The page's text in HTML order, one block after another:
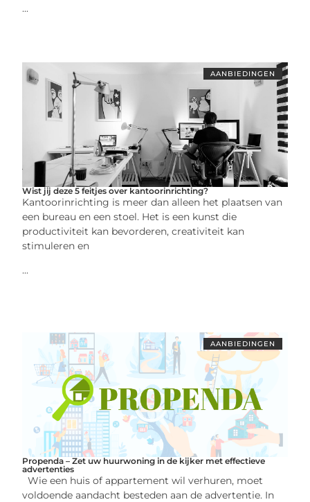
...
AANBIEDINGEN
Wist jij deze 5 feitjes over kantoorinrichting?
Kantoorinrichting is meer dan alleen het plaatsen van
een bureau en een stoel. Het is een kunst die
productiviteit kan bevorderen, creativiteit kan
stimuleren en
...
AANBIEDINGEN
Propenda – Zet uw huurwoning in de kijker met effectieve
advertenties
Wie een huis of appartement wil verhuren, moet
voldoende aandacht besteden aan de advertentie. In